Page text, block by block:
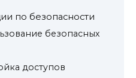
по безопасности
безопасных
доступов